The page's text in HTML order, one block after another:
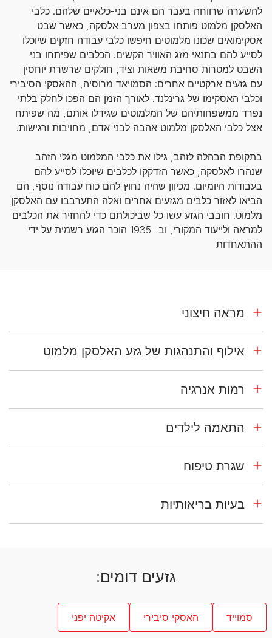
להשערה שרווחה בעבר הם אינם בני-כלאיים שלהם. כלבי
האלסקן מלמוט פותחו בצפון מערב אלסקה, כאשר שבט
אסקימואים שכונו מלמוטים חיפשו כלבי עבודה חזקים שיוכלו
לסייע להם בתנאי מזג האוויר הקשים. הכלבים שפיתחו בני
השבט למטרות סחיבת משאות וציד, חולקים שרשרת יוחסין
עם גזעים ארקטיים אחרים: הסמויאד מרוסיה, ההאסקי הסיבירי
וכלבי האסקימו של גרינלנד. לאורך הזמן הם הפכו לחלק בלתי
נפרד ממשפחותיהם של המלמוטים שגידלו אותם, מה שפיתח
אצל כלבי האלסקן מלמוט אהבה לבני אדם, מחויבות ורגישות.
בתקופת הבהלה לזהב, גילו את כלבי המלמוט מגלי הזהב
שנהרו לאלסקה, כאשר הזדקקו לכלבים שיוכלו לסייע להם
בעבודות היומיום. מכיוון שהיה נחוץ להם כוח עבודה נוסף, הם
הביאו לאזור כלבים מגזעים אחרים ואלה התערבבו עם האלסקן
מלמוט. חובבי הגזע עשו כל שביכולתם כדי להחזיר את הכלבים
למראה ולייעוד המקורי, וב- 1935 הוכר הגזע רשמית על ידי
ההתאחדות
מראה חיצוני
אילוף והתנהגות של גזע האלסקן מלמוט
רמות אנרגיה
התאמה לילדים
שגרת טיפוח
בעיות בריאותיות
גזעים דומים:
סמוייד האסקי סיבירי אקיטה יפני